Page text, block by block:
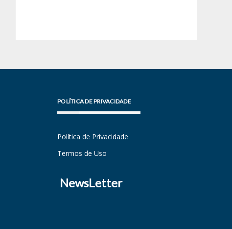
POLÍTICA DE PRIVACIDADE
Política de Privacidade
Termos de Uso
NewsLetter